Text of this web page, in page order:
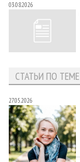
03.08.2026
СТАТЬИ ПО ТЕМЕ
27.05.2026